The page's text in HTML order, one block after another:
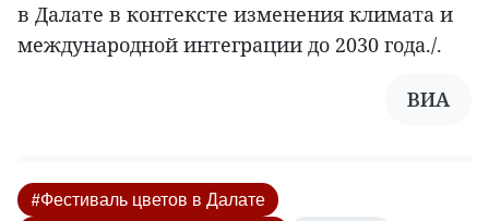
в Далате в контексте изменения климата и
международной интеграции до 2030 года./.
ВИА
#Фестиваль цветов в Далате